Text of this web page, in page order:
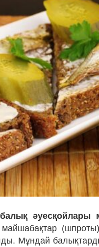
әуесқойлары
майшабақтар
Мұндай